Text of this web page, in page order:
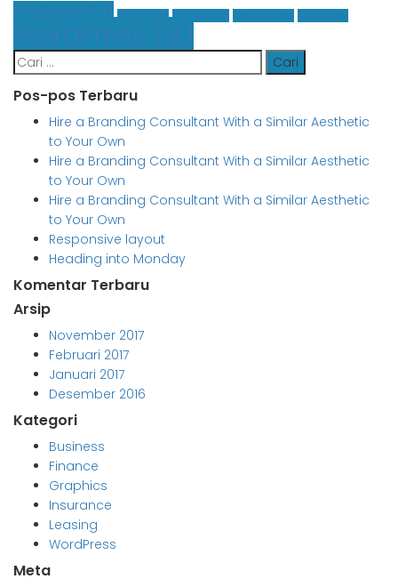
Business (3)
WordPress (8)
Cari
untuk:
Pos-pos Terbaru
Hire a Branding Consultant With a Similar Aesthetic
to Your Own
Hire a Branding Consultant With a Similar Aesthetic
to Your Own
Hire a Branding Consultant With a Similar Aesthetic
to Your Own
Responsive layout
Heading into Monday
Komentar Terbaru
Arsip
November 2017
Februari 2017
Januari 2017
Desember 2016
Kategori
Business
Finance
Graphics
Insurance
Leasing
WordPress
Meta